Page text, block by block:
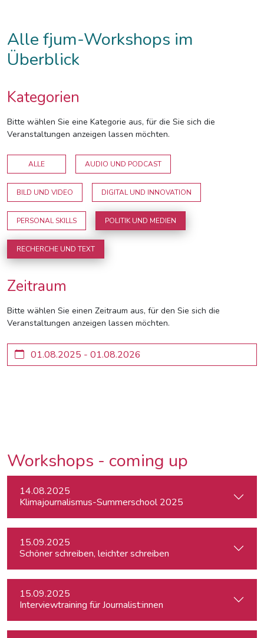
Alle fjum-Workshops im
Überblick
Kategorien
Bitte wählen Sie eine Kategorie aus, für die Sie sich die
Veranstaltungen anzeigen lassen möchten.
ALLE AUDIO UND PODCAST
BILD UND VIDEO DIGITAL UND INNOVATION
PERSONAL SKILLS POLITIK UND MEDIEN
RECHERCHE UND TEXT
Zeitraum
Bitte wählen Sie einen Zeitraum aus, für den Sie sich die
Veranstaltungen anzeigen lassen möchten.
Workshops - coming up
14.08.2025
Klimajournalismus-Summerschool 2025
15.09.2025
Schöner schreiben, leichter schreiben
15.09.2025
Interviewtraining für Journalist:innen